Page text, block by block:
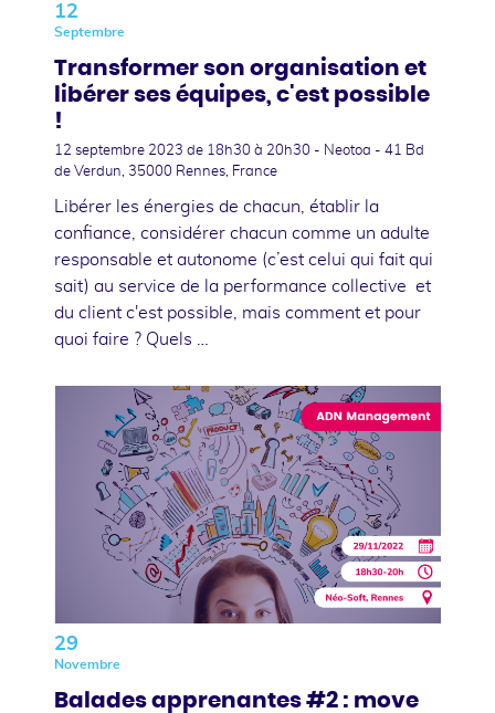
12
Septembre
Transformer son organisation et
libérer ses équipes, c'est possible
!
12 septembre 2023 de 18h30 à 20h30 - Neotoa - 41 Bd
de Verdun, 35000 Rennes, France
Libérer les énergies de chacun, établir la
confiance, considérer chacun comme un adulte
responsable et autonome (c’est celui qui fait qui
sait) au service de la performance collective et
du client c'est possible, mais comment et pour
quoi faire ? Quels …
29
Novembre
Balades apprenantes #2 : move